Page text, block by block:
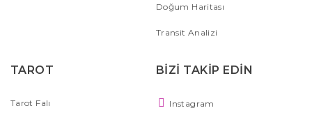
Doğum Haritası
Transit Analizi
TAROT
Tarot Falı
BİZİ TAKİP EDİN
Instagram